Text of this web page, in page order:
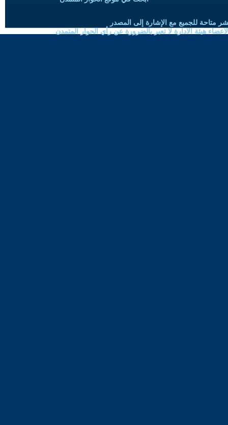
متاحة للجميع مع الإشارة إلى المصدر
هيئة الادارة لا تعبر بالضرورة عن رأي الحوار المتمدن